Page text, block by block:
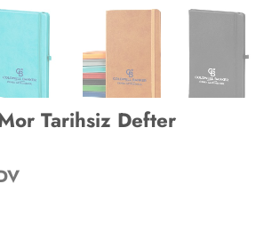
Tarihsiz Defter